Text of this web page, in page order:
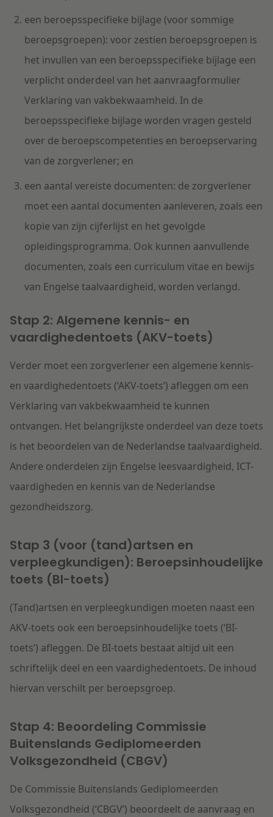
een beroepsspecifieke bijlage (voor sommige
beroepsgroepen): voor zestien beroepsgroepen is
het invullen van een beroepsspecifieke bijlage een
verplicht onderdeel van het aanvraagformulier
Verklaring van vakbekwaamheid. In de
beroepsspecifieke bijlage worden vragen gesteld
over de beroepscompetenties en beroepservaring
van de zorgverlener; en
een aantal vereiste documenten: de zorgverlener
moet een aantal documenten aanleveren, zoals een
kopie van zijn cijferlijst en het gevolgde
opleidingsprogramma. Ook kunnen aanvullende
documenten, zoals een curriculum vitae en bewijs
van Engelse taalvaardigheid, worden verlangd.
Stap 2: Algemene kennis- en
vaardighedentoets (AKV-toets)
Verder moet een zorgverlener een algemene kennis-
en vaardighedentoets (‘AKV-toets’) afleggen om een
Verklaring van vakbekwaamheid te kunnen
ontvangen. Het belangrijkste onderdeel van deze toets
is het beoordelen van de Nederlandse taalvaardigheid.
Andere onderdelen zijn Engelse leesvaardigheid, ICT-
vaardigheden en kennis van de Nederlandse
gezondheidszorg.
Stap 3 (voor (tand)artsen en
verpleegkundigen): Beroepsinhoudelijke
toets (BI-toets)
(Tand)artsen en verpleegkundigen moeten naast een
AKV-toets ook een beroepsinhoudelijke toets (‘BI-
toets’) afleggen. De BI-toets bestaat altijd uit een
schriftelijk deel en een vaardighedentoets. De inhoud
hiervan verschilt per beroepsgroep.
Stap 4: Beoordeling Commissie
Buitenslands Gediplomeerden
Volksgezondheid (CBGV)
De Commissie Buitenslands Gediplomeerden
Volksgezondheid (‘CBGV’) beoordeelt de aanvraag en